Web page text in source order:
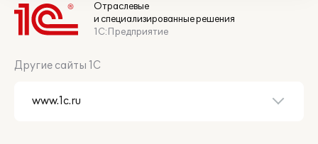
Отраслевые
и специализированные решения
1С:Предприятие
Другие сайты 1С